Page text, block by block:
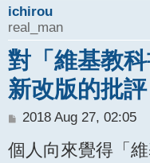
ichirou
real_man
對「維基教科
新改版的批評
P
s
2018 Aug 27, 02:05
個人向來覺得「